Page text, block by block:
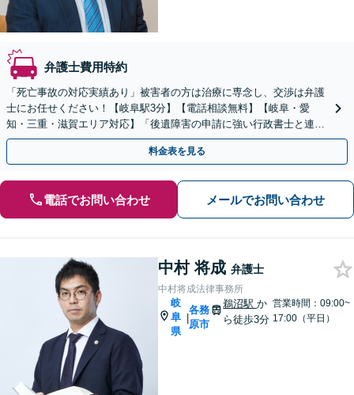
弁護士費用特約
「死亡事故の対応実績あり」被害者の方は治療に専念し、交渉は弁護
士にお任せください！【岐阜駅3分】【電話相談無料】【岐阜・愛
知・三重・滋賀エリア対応】「後遺障害の申請に強い行政書士と連
携」「示談金無料診断サービスあり」【休日・夜間面談可】
料金表を見る
電話でお問い合わせ メールでお問い合わせ
中村 将成 弁護士
中村将成法律事務所
岐
阜
県
|
各務
原市
鵜沼駅か
ら徒歩3分
営業時間：09:00~
17:00（平日）